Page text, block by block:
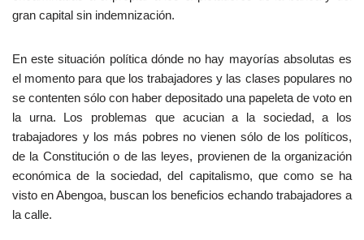
gran capital sin indemnización.
En este situación política dónde no hay mayorías absolutas es
el momento para que los trabajadores y las clases populares no
se contenten sólo con haber depositado una papeleta de voto en
la urna. Los problemas que acucian a la sociedad, a los
trabajadores y los más pobres no vienen sólo de los políticos,
de la Constitución o de las leyes, provienen de la organización
económica de la sociedad, del capitalismo, que como se ha
visto en Abengoa, buscan los beneficios echando trabajadores a
la calle.